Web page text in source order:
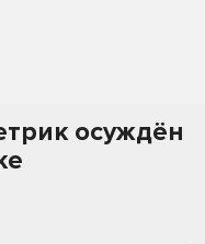
осуждён